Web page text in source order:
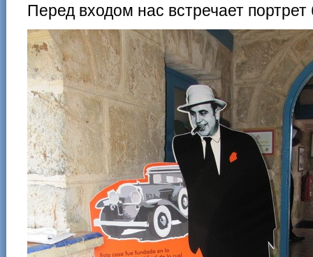
Перед входом нас встречает